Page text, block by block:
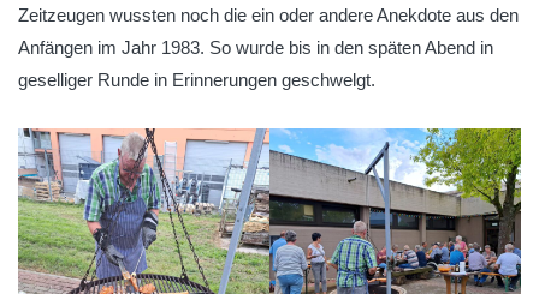
Zeitzeugen wussten noch die ein oder andere Anekdote aus den
Anfängen im Jahr 1983. So wurde bis in den späten Abend in
geselliger Runde in Erinnerungen geschwelgt.